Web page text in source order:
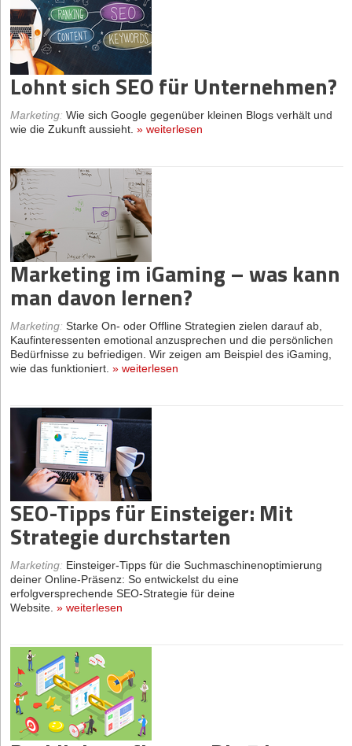
Lohnt sich SEO für Unternehmen?
Marketing: Wie sich Google gegenüber kleinen Blogs verhält und
wie die Zukunft aussieht. » weiterlesen
Marketing im iGaming – was kann
man davon lernen?
Marketing: Starke On- oder Offline Strategien zielen darauf ab,
Kaufinteressenten emotional anzusprechen und die persönlichen
Bedürfnisse zu befriedigen. Wir zeigen am Beispiel des iGaming,
wie das funktioniert. » weiterlesen
SEO-Tipps für Einsteiger: Mit
Strategie durchstarten
Marketing: Einsteiger-Tipps für die Suchmaschinenoptimierung
deiner Online-Präsenz: So entwickelst du eine
erfolgversprechende SEO-Strategie für deine
Website. » weiterlesen